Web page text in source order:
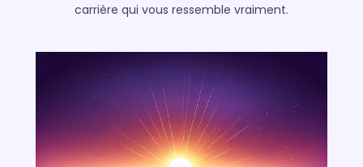
carrière qui vous ressemble vraiment.